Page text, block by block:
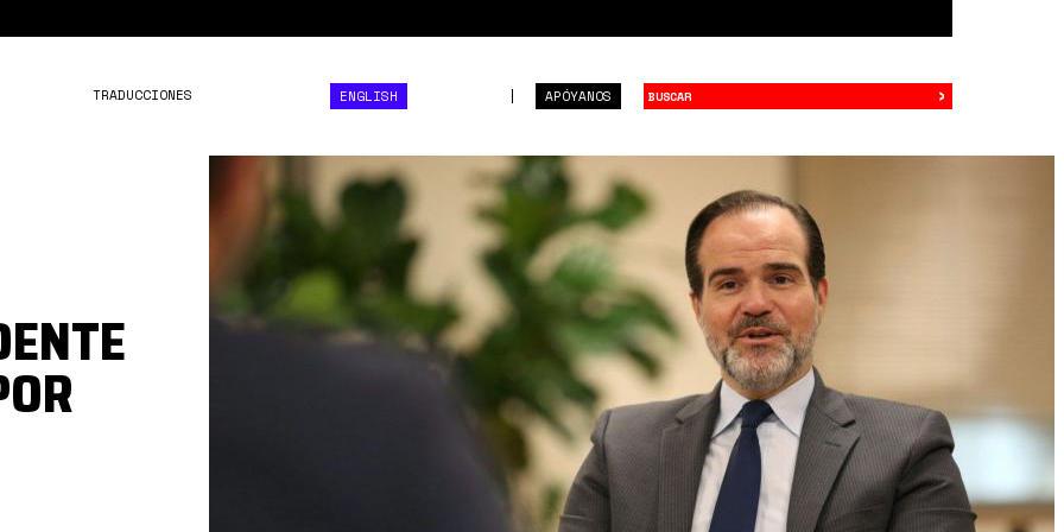
APÓYANOS
TRADUCCIONES ENGLISH ›
IMG_20220928_114500_259.jpg